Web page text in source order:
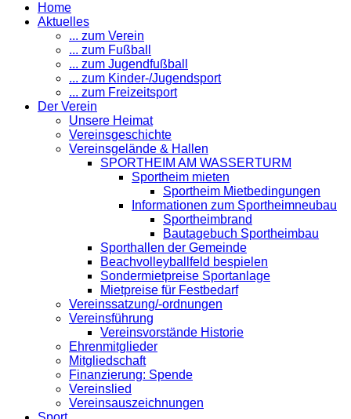
Home
Aktuelles
... zum Verein
... zum Fußball
... zum Jugendfußball
... zum Kinder-/Jugendsport
... zum Freizeitsport
Der Verein
Unsere Heimat
Vereinsgeschichte
Vereinsgelände & Hallen
SPORTHEIM AM WASSERTURM
Sportheim mieten
Sportheim Mietbedingungen
Informationen zum Sportheimneubau
Sportheimbrand
Bautagebuch Sportheimbau
Sporthallen der Gemeinde
Beachvolleyballfeld bespielen
Sondermietpreise Sportanlage
Mietpreise für Festbedarf
Vereinssatzung/-ordnungen
Vereinsführung
Vereinsvorstände Historie
Ehrenmitglieder
Mitgliedschaft
Finanzierung: Spende
Vereinslied
Vereinsauszeichnungen